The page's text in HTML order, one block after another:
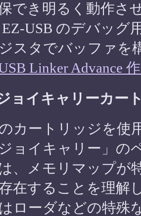
でき明るく動作さ
EZ-USB のデバッグ
スタでバッファを
Linker Advance
ョイキャリーカー
カートリッジを使
ジョイキャリー」
、メモリマップが
在することを理解
ローダなどの特殊